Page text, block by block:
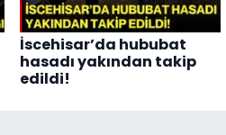
İscehisar’da hububat
hasadı yakından takip
edildi!